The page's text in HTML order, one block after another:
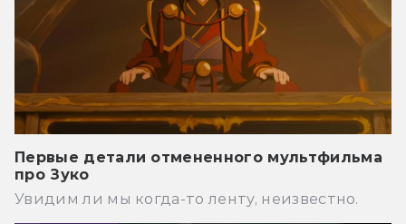
Первые детали отмененного мультфильма
про Зуко
Увидим ли мы когда-то ленту, неизвестно.